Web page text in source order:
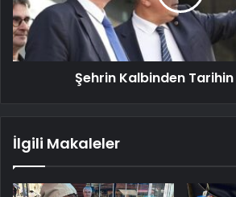
Şehrin Kalbinden
İlgili Makaleler